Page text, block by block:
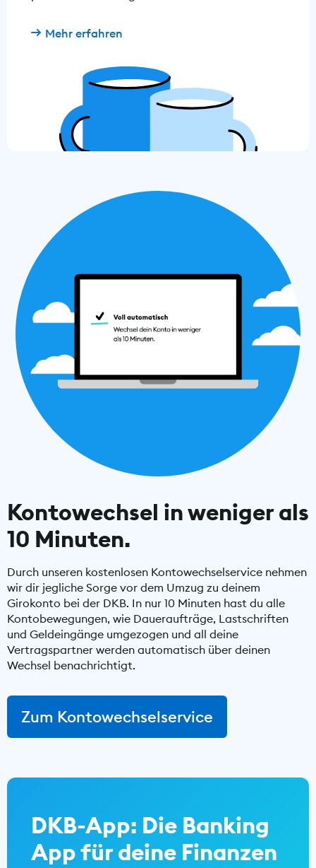
Mehr erfahren
Kontowechsel in weniger als
10 Minuten.
Durch unseren kostenlosen Kontowechselservice nehmen
wir dir jegliche Sorge vor dem Umzug zu deinem
Girokonto bei der DKB. In nur 10 Minuten hast du alle
Kontobewegungen, wie Daueraufträge, Lastschriften
und Geldeingänge umgezogen und all deine
Vertragspartner werden automatisch über deinen
Wechsel benachrichtigt.
Zum Kontowechselservice
DKB-App: Die Banking
App für deine Finanzen